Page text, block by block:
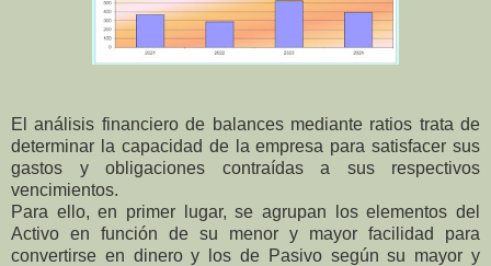
El análisis financiero de balances mediante ratios trata de
determinar la capacidad de la empresa para satisfacer sus
gastos y obligaciones contraídas a sus respectivos
vencimientos.
Para ello, en primer lugar, se agrupan los elementos del
Activo en función de su menor y mayor facilidad para
convertirse en dinero y los de Pasivo según su mayor y